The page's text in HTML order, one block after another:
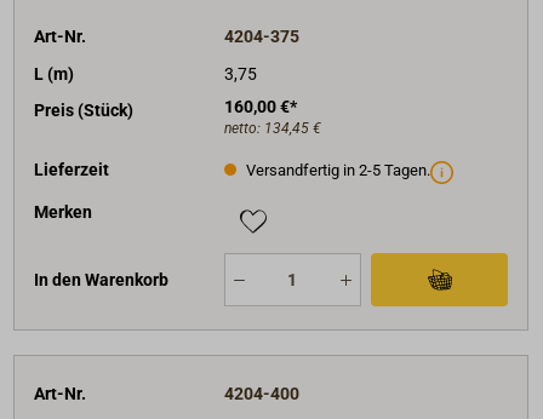
Art-Nr.
4204-375
L (m)
3,75
Preis (Stück)
160,00 €*
netto: 134,45 €
Lieferzeit Versandfertig in 2-5 Tagen.
Merken
In den Warenkorb
Art-Nr.
4204-400